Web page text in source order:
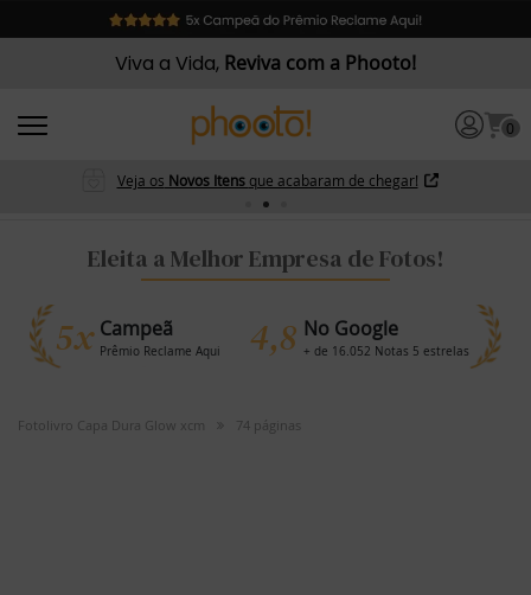
Viva a Vida, Reviva com a Phooto!
0
Veja os Novos Itens que acabaram de chegar!
Eleita a Melhor Empresa de Fotos!
5x Campeã
Prêmio Reclame Aqui 4,8 No Google
+ de 16.052 Notas 5 estrelas
Fotolivro Capa Dura Glow xcm 74 páginas